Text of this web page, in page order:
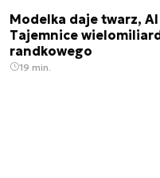
Modelka daje twarz,
Tajemnice
randkowego
19 min.